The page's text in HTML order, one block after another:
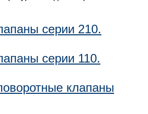
серии 210.
серии 110.
клапаны